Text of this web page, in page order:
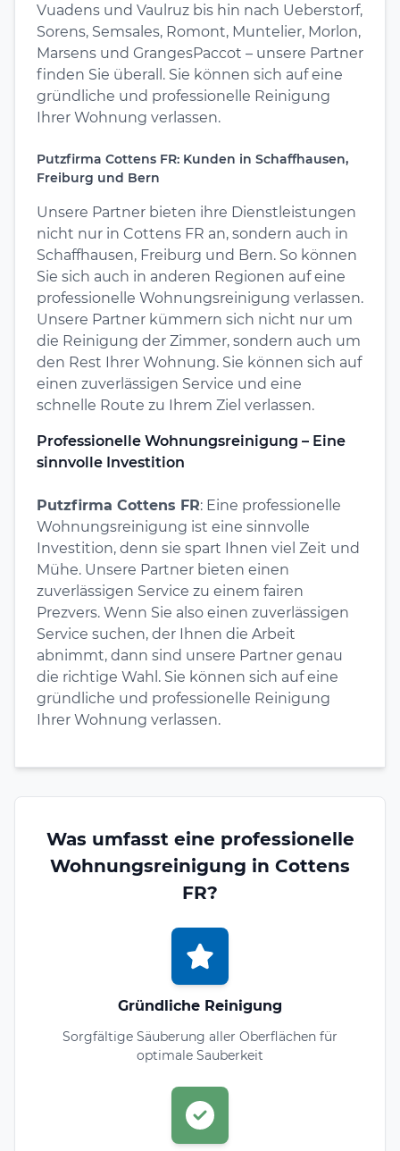
Vuadens und Vaulruz bis hin nach Ueberstorf,
Sorens, Semsales, Romont, Muntelier, Morlon,
Marsens und GrangesPaccot – unsere Partner
finden Sie überall. Sie können sich auf eine
gründliche und professionelle Reinigung
Ihrer Wohnung verlassen.
Putzfirma Cottens FR: Kunden in Schaffhausen,
Freiburg und Bern
Unsere Partner bieten ihre Dienstleistungen
nicht nur in Cottens FR an, sondern auch in
Schaffhausen, Freiburg und Bern. So können
Sie sich auch in anderen Regionen auf eine
professionelle Wohnungsreinigung verlassen.
Unsere Partner kümmern sich nicht nur um
die Reinigung der Zimmer, sondern auch um
den Rest Ihrer Wohnung. Sie können sich auf
einen zuverlässigen Service und eine
schnelle Route zu Ihrem Ziel verlassen.
Professionelle Wohnungsreinigung – Eine
sinnvolle Investition
Putzfirma Cottens FR: Eine professionelle
Wohnungsreinigung ist eine sinnvolle
Investition, denn sie spart Ihnen viel Zeit und
Mühe. Unsere Partner bieten einen
zuverlässigen Service zu einem fairen
Prezvers. Wenn Sie also einen zuverlässigen
Service suchen, der Ihnen die Arbeit
abnimmt, dann sind unsere Partner genau
die richtige Wahl. Sie können sich auf eine
gründliche und professionelle Reinigung
Ihrer Wohnung verlassen.
Was umfasst eine professionelle
Wohnungsreinigung in Cottens
FR?
Gründliche Reinigung
Sorgfältige Säuberung aller Oberflächen für
optimale Sauberkeit